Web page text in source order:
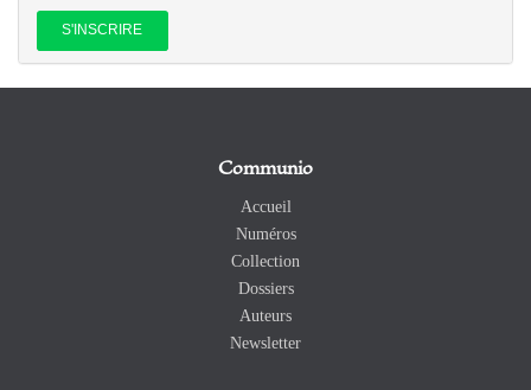
Communio
Accueil
Numéros
Collection
Dossiers
Auteurs
Newsletter